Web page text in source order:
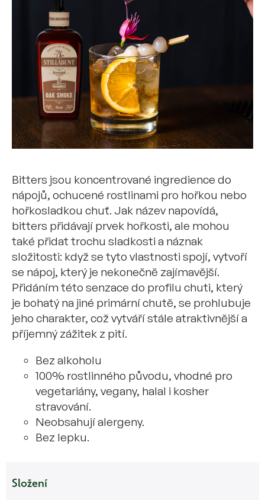
Bitters jsou koncentrované ingredience do
nápojů, ochucené rostlinami pro hořkou nebo
hořkosladkou chuť. Jak název napovídá,
bitters přidávají prvek hořkosti, ale mohou
také přidat trochu sladkosti a náznak
složitosti: když se tyto vlastnosti spojí, vytvoří
se nápoj, který je nekonečně zajímavější.
Přidáním této senzace do profilu chuti, který
je bohatý na jiné primární chutě, se prohlubuje
jeho charakter, což vytváří stále atraktivnější a
příjemný zážitek z pití.
Bez alkoholu
100% rostlinného původu, vhodné pro
vegetariány, vegany, halal i kosher
stravování.
Neobsahují alergeny.
Bez lepku.
Složení